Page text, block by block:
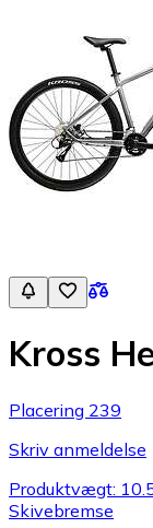
Kross
Placering 239
Skriv anmeldelse
Produktvægt:
Skivebremse